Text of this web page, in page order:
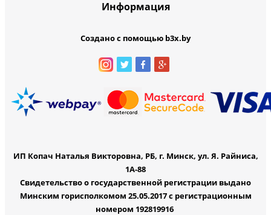
Информация
Создано с помощью b3x.by
ИП Копач Наталья Викторовна, РБ, г. Минск, ул. Я. Райниса,
1А-88
Свидетельство о государственной регистрации выдано
Минским горисполкомом 25.05.2017 с регистрационным
номером 192819916